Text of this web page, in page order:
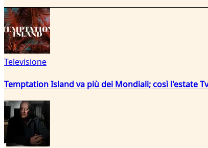
Televisione
Temptation Island va più dei Mondiali; così l'estate